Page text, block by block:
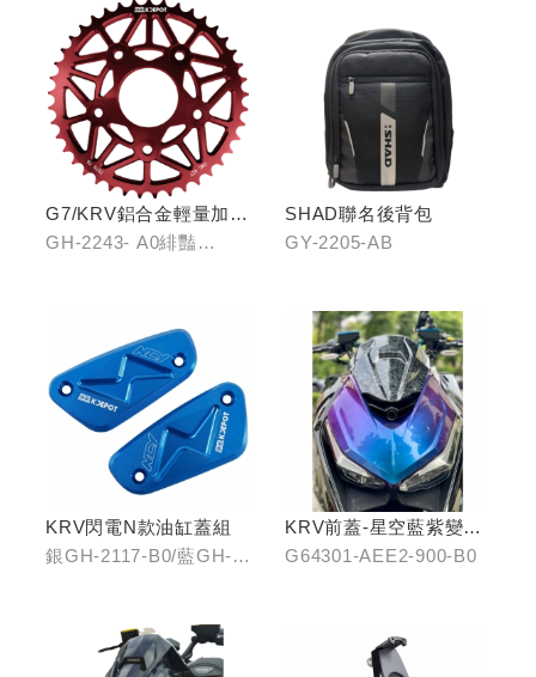
G7/KRV鋁合金輕量加大
齒盤42T
GH-2243- A0緋豔
SHAD聯名後背包
GY-2205-AB
KRV閃電N款油缸蓋組
銀GH-2117-B0/藍GH-
KRV前蓋-星空藍紫變色
龍
G64301-AEE2-900-B0